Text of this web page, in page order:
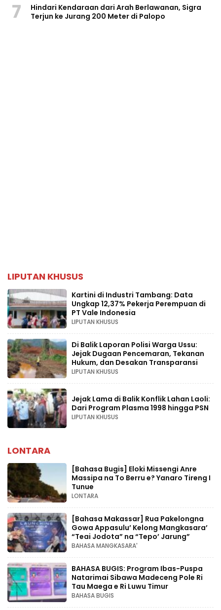
7
Hindari Kendaraan dari Arah Berlawanan, Sigra
Terjun ke Jurang 200 Meter di Palopo
LIPUTAN KHUSUS
Kartini di Industri Tambang: Data
Ungkap 12,37% Pekerja Perempuan di
PT Vale Indonesia
LIPUTAN KHUSUS
Di Balik Laporan Polisi Warga Ussu:
Jejak Dugaan Pencemaran, Tekanan
Hukum, dan Desakan Transparansi
LIPUTAN KHUSUS
Jejak Lama di Balik Konflik Lahan Laoli:
Dari Program Plasma 1998 hingga PSN
LIPUTAN KHUSUS
LONTARA
[Bahasa Bugis] ‎Eloki Missengi Anre
Massipa na To Berru e? Yanaro Tireng I
Tunue
LONTARA
[Bahasa Makassar] Rua Pakelongna
Gowa Appasulu’ Kelong Mangkasara’
“Teai Jodota” na “Tepo’ Jarung”
BAHASA MANGKASARA'
BAHASA BUGIS: Program Ibas-Puspa
Natarimai Sibawa Madeceng Pole Ri
Tau Maega e Ri Luwu Timur
BAHASA BUGIS